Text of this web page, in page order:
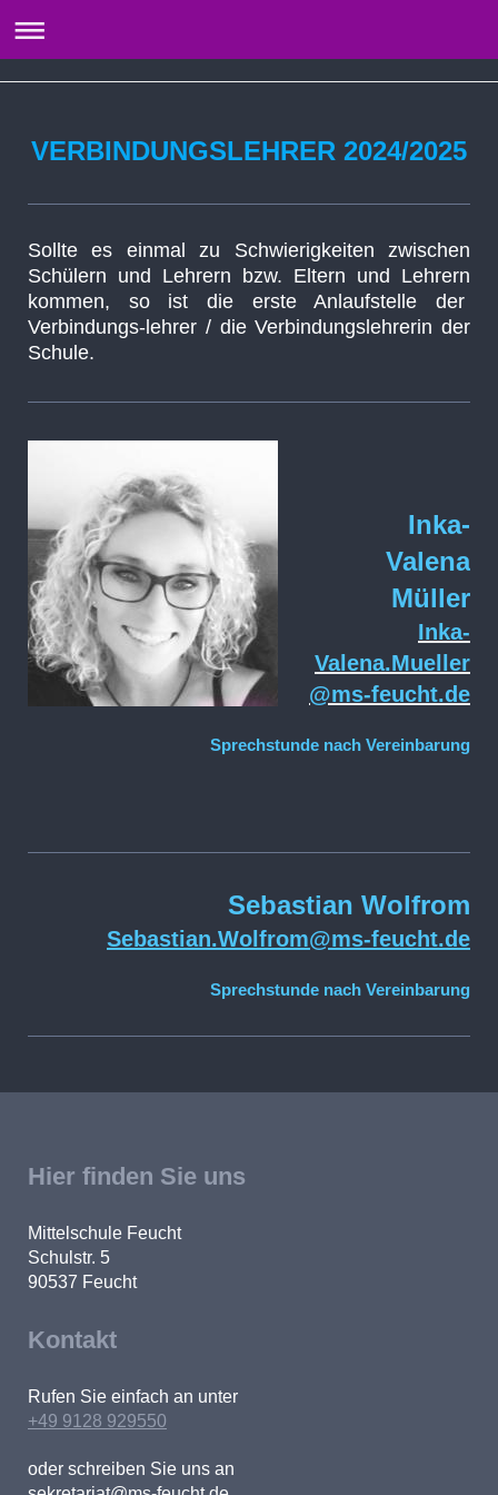
VERBINDUNGSLEHRER 2024/2025
Sollte es einmal zu Schwierigkeiten zwischen
Schülern und Lehrern bzw. Eltern und Lehrern
kommen, so ist die erste Anlaufstelle der
Verbindungs-lehrer / die Verbindungslehrerin der
Schule.
Inka-
Valena
Müller
Inka-
Valena.Mueller
@ms-feucht.de
Sprechstunde nach Vereinbarung
Sebastian Wolfrom
Sebastian.Wolfrom@ms-feucht.de
Sprechstunde nach Vereinbarung
Hier finden Sie uns
Mittelschule Feucht
Schulstr. 5
90537 Feucht
Kontakt
Rufen Sie einfach an unter
+49 9128 929550
oder schreiben Sie uns an